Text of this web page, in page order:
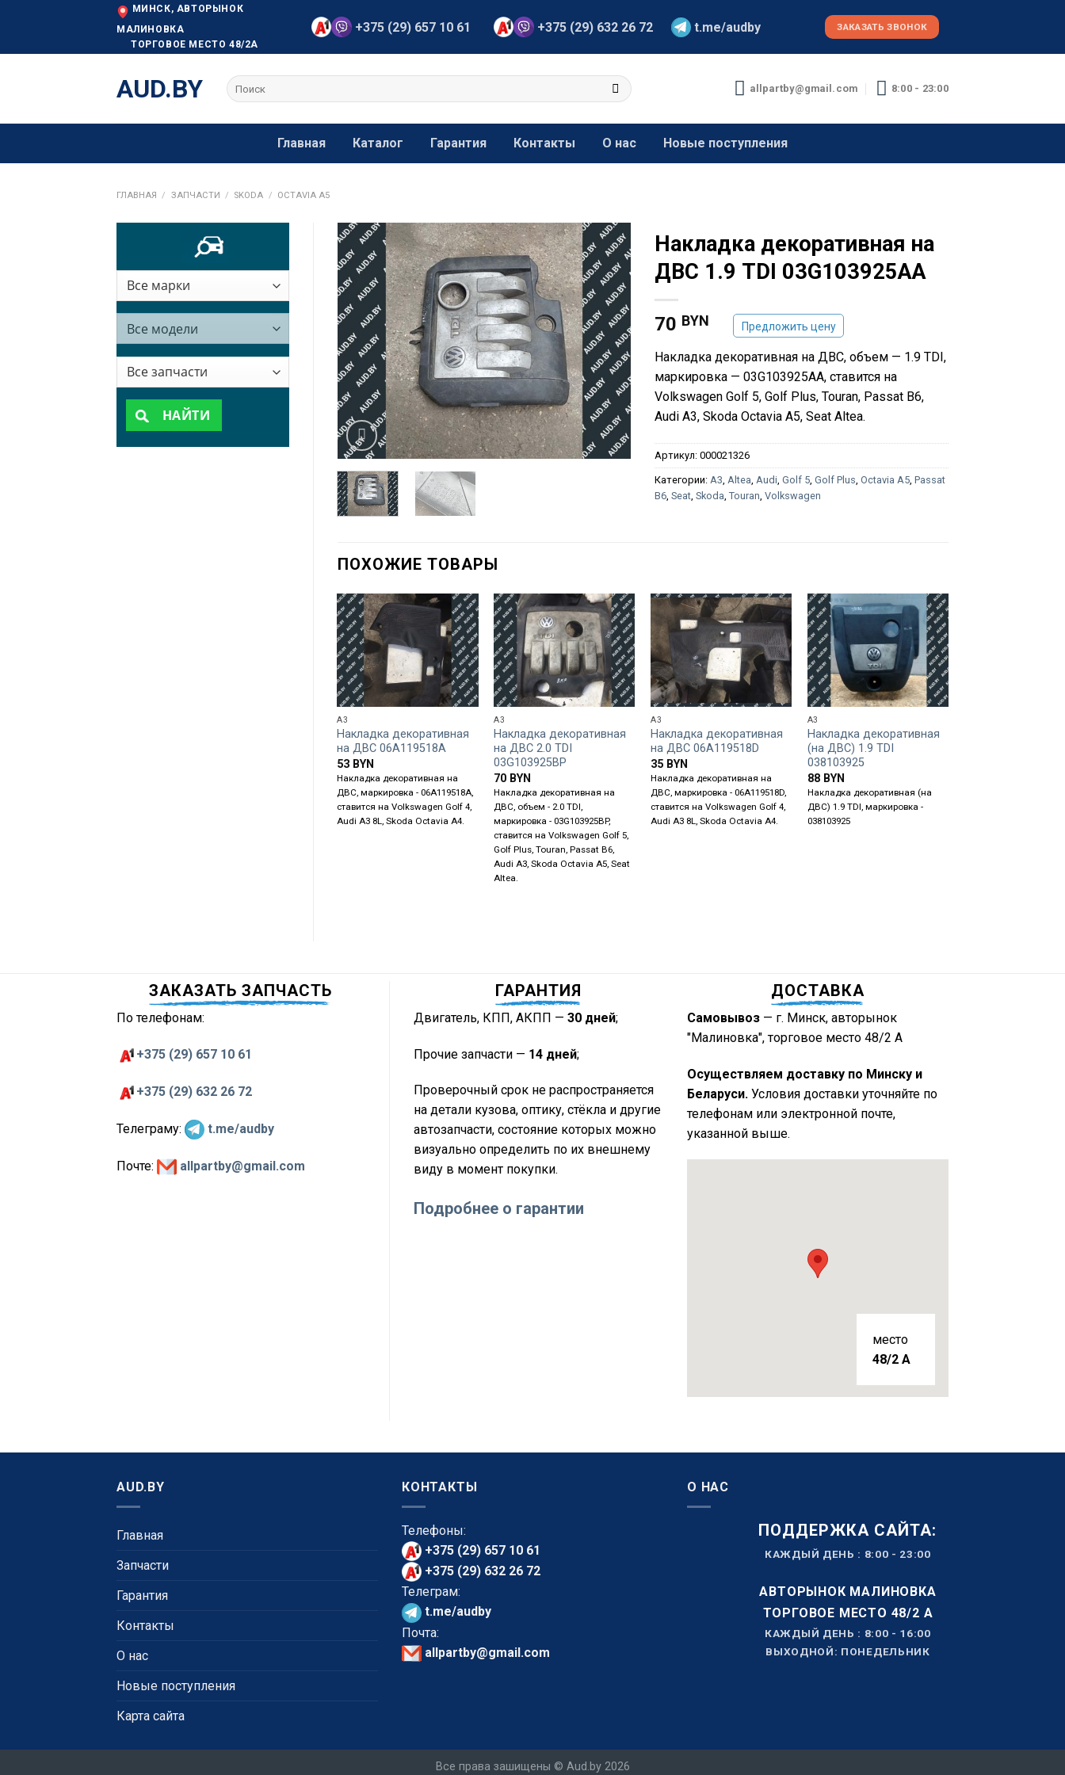
МИНСК, АВТОРЫНОК
МАЛИНОВКА
ТОРГОВОЕ МЕСТО 48/2А
+375 (29) 657 10 61 +375 (29) 632 26 72 t.me/audby ЗАКАЗАТЬ ЗВОНОК
AUD.BY Искать: allpartby@gmail.com 8:00 - 23:00
Главная Каталог Гарантия Контакты О нас Новые поступления
ГЛАВНАЯ / ЗАПЧАСТИ / SKODA / OCTAVIA A5
НАЙТИ
Накладка декоративная на
ДВС 1.9 TDI 03G103925AA
70 BYN Предложить цену
Накладка декоративная на ДВС, объем — 1.9 TDI,
маркировка — 03G103925AA, ставится на
Volkswagen Golf 5, Golf Plus, Touran, Passat B6,
Audi A3, Skoda Octavia A5, Seat Altea.
Артикул:000021326
Категории: A3 Altea Audi ,Golf 5 ,Golf Plus ,Octavia A5 ,Passat
B6 ,Seat ,Skoda ,Touran ,Volkswagen
ПОХОЖИЕ ТОВАРЫ
A3
Накладка декоративная
на ДВС 06A119518A
53 BYN
Накладка декоративная на
ДВС, маркировка - 06A119518A,
ставится на Volkswagen Golf 4,
Audi A3 8L, Skoda Octavia A4.
A3
Накладка декоративная
на ДВС 2.0 TDI
03G103925BP
70 BYN
Накладка декоративная на
ДВС, объем - 2.0 TDI,
маркировка - 03G103925BP,
ставится на Volkswagen Golf 5,
Golf Plus, Touran, Passat B6,
Audi A3, Skoda Octavia A5, Seat
Altea.
A3
Накладка декоративная
на ДВС 06A119518D
35 BYN
Накладка декоративная на
ДВС, маркировка - 06A119518D,
ставится на Volkswagen Golf 4,
Audi A3 8L, Skoda Octavia A4.
A3
Накладка декоративная
(на ДВС) 1.9 TDI
038103925
88 BYN
Накладка декоративная (на
ДВС) 1.9 TDI, маркировка -
038103925
ЗАКАЗАТЬ ЗАПЧАСТЬ
По телефонам:
+375 (29) 657 10 61
+375 (29) 632 26 72
Телеграму: t.me/audby
Почте: allpartby@gmail.com
ГАРАНТИЯ
Двигатель, КПП, АКПП — 30 дней;
Прочие запчасти — 14 дней;
Проверочный срок не распространяется
на детали кузова, оптику, стёкла и другие
автозапчасти, состояние которых можно
визуально определить по их внешнему
виду в момент покупки.
Подробнее о гарантии
ДОСТАВКА
Самовывоз— г. Минск, авторынок
"Малиновка", торговое место 48/2 А
Осуществляем доставку по Минску и
Беларуси. Условия доставки уточняйте по
телефонам или электронной почте,
указанной выше.
место
48/2 A
AUD.BY
Главная
Запчасти
Гарантия
Контакты
О нас
Новые поступления
Карта сайта
КОНТАКТЫ
Телефоны:
+375 (29) 657 10 61
+375 (29) 632 26 72
Телеграм:
t.me/audby
Почта:
allpartby@gmail.com
О НАС
ПОДДЕРЖКА САЙТА:
КАЖДЫЙ ДЕНЬ : 8:00 - 23:00
АВТОРЫНОК МАЛИНОВКА
ТОРГОВОЕ МЕСТО 48/2 А
КАЖДЫЙ ДЕНЬ : 8:00 - 16:00
ВЫХОДНОЙ: ПОНЕДЕЛЬНИК
Все права зашищены © Aud.by 2026